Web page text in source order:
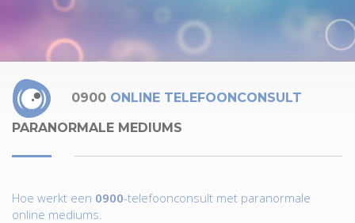
0900 ONLINE TELEFOONCONSULT
PARANORMALE MEDIUMS
Hoe werkt een 0900-telefoonconsult met paranormale
online mediums.